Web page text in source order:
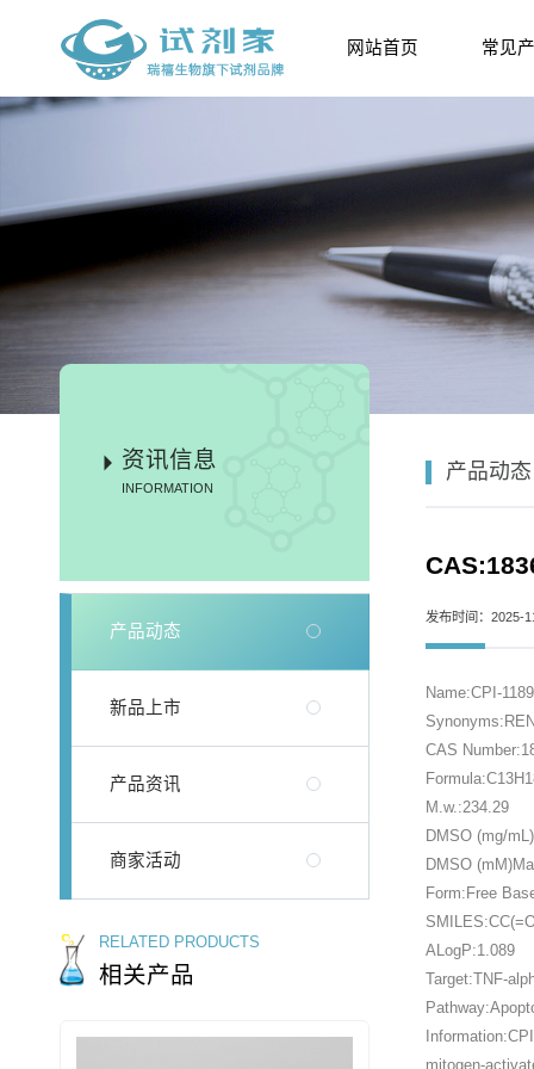
网站首页 常见
资讯信息
INFORMATION
产品动态
新品上市
产品资讯
商家活动
RELATED PRODUCTS
相关产品
产品动态
发布时间：2025-
Name:CPI-1189
CAS
M.w.:234.29
DMSO (mg/
DMSO
Form:Free
ALogP:1.089
Target:TNF-
mitogen-